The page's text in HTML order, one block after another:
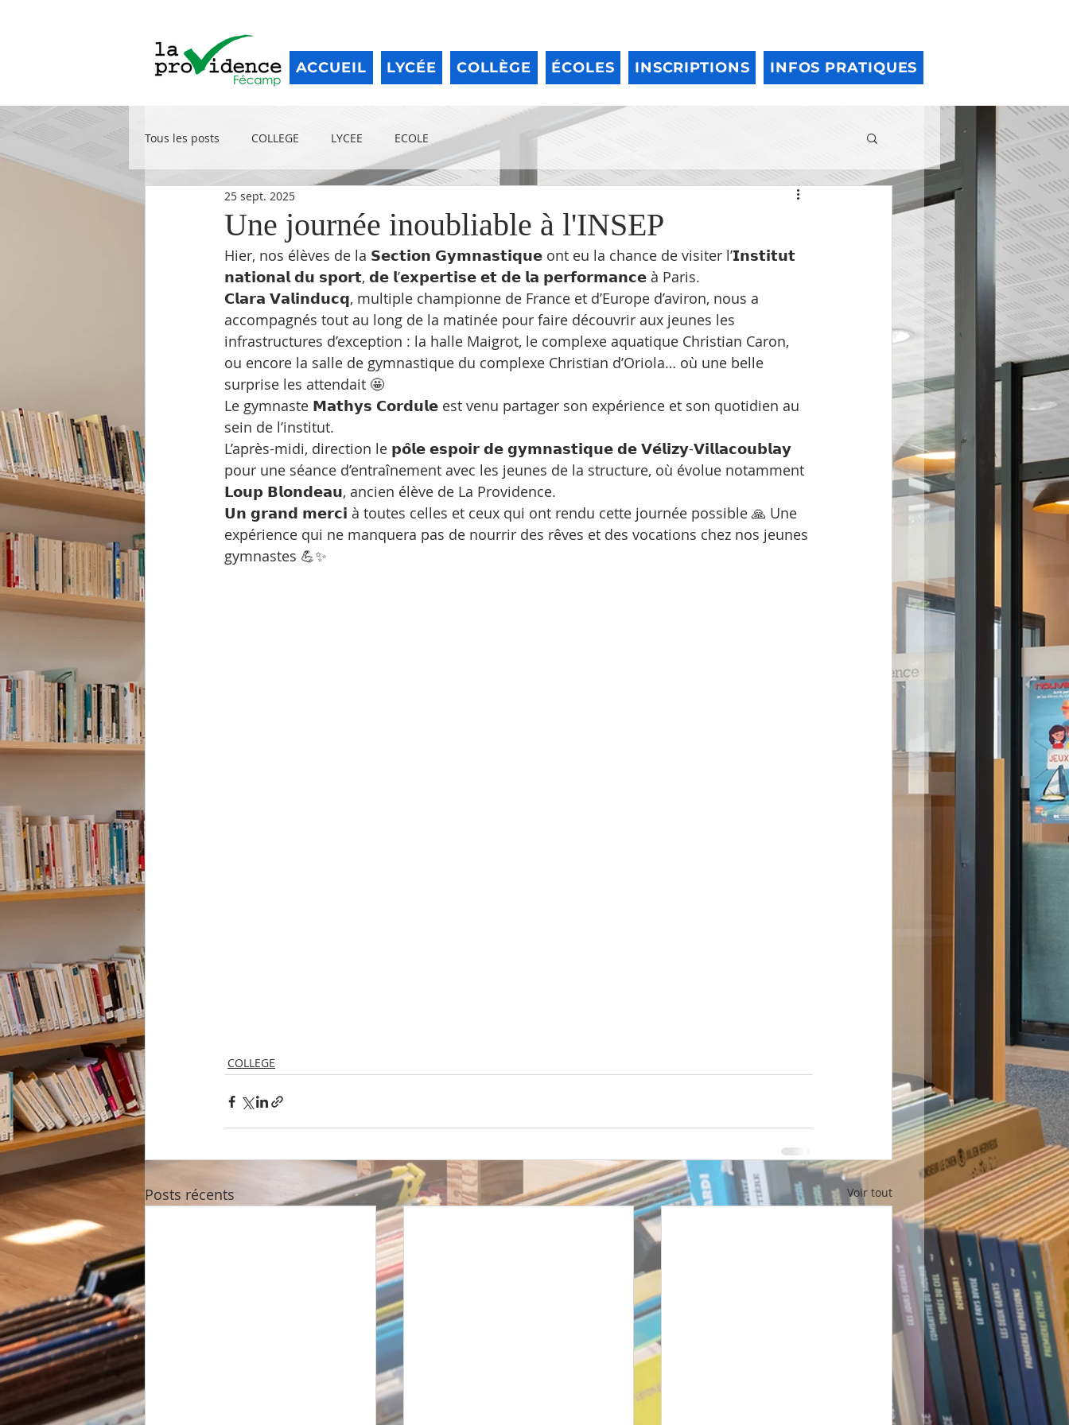
ACCUEIL LYCÉE COLLÈGE ÉCOLES INSCRIPTIONS INFOS PRATIQUES
Tous les posts COLLEGE LYCEE ECOLE
Une journée inoubliable à l'INSEP
25 sept. 2025
Hier, nos élèves de la 𝗦𝗲𝗰𝘁𝗶𝗼𝗻 𝗚𝘆𝗺𝗻𝗮𝘀𝘁𝗶𝗾𝘂𝗲 ont eu la chance de visiter l’𝗜𝗻𝘀𝘁𝗶𝘁𝘂𝘁
𝗻𝗮𝘁𝗶𝗼𝗻𝗮𝗹 𝗱𝘂 𝘀𝗽𝗼𝗿𝘁, 𝗱𝗲 𝗹’𝗲𝘅𝗽𝗲𝗿𝘁𝗶𝘀𝗲 𝗲𝘁 𝗱𝗲 𝗹𝗮 𝗽𝗲𝗿𝗳𝗼𝗿𝗺𝗮𝗻𝗰𝗲 à Paris.
𝗖𝗹𝗮𝗿𝗮 𝗩𝗮𝗹𝗶𝗻𝗱𝘂𝗰𝗾, multiple championne de France et d’Europe d’aviron, nous a
accompagnés tout au long de la matinée pour faire découvrir aux jeunes les
infrastructures d’exception : la halle Maigrot, le complexe aquatique Christian Caron,
ou encore la salle de gymnastique du complexe Christian d’Oriola… où une belle
surprise les attendait 🤩
Le gymnaste 𝗠𝗮𝘁𝗵𝘆𝘀 𝗖𝗼𝗿𝗱𝘂𝗹𝗲 est venu partager son expérience et son quotidien au
sein de l’institut.
L’après-midi, direction le 𝗽𝗼̂𝗹𝗲 𝗲𝘀𝗽𝗼𝗶𝗿 𝗱𝗲 𝗴𝘆𝗺𝗻𝗮𝘀𝘁𝗶𝗾𝘂𝗲 𝗱𝗲 𝗩𝗲́𝗹𝗶𝘇𝘆-𝗩𝗶𝗹𝗹𝗮𝗰𝗼𝘂𝗯𝗹𝗮𝘆
pour une séance d’entraînement avec les jeunes de la structure, où évolue notamment
𝗟𝗼𝘂𝗽 𝗕𝗹𝗼𝗻𝗱𝗲𝗮𝘂, ancien élève de La Providence.
𝗨𝗻 𝗴𝗿𝗮𝗻𝗱 𝗺𝗲𝗿𝗰𝗶 à toutes celles et ceux qui ont rendu cette journée possible 🙏 Une
expérience qui ne manquera pas de nourrir des rêves et des vocations chez nos jeunes
gymnastes 💪✨
COLLEGE
Posts récents Voir tout